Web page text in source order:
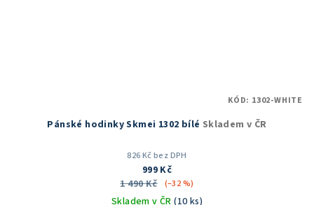
Pánské hodinky Skmei 1302 bílé Skladem v ČR
826 Kč bez DPH
999 Kč
1 490 Kč
(–32 %)
Skladem v ČR(10 ks)
KÓD: 1302-WHITE